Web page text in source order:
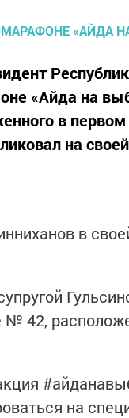
«Айда на
в
на
в
№ 42,
на